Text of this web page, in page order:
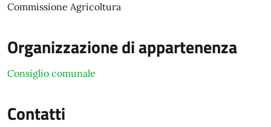
Commissione Agricoltura
Organizzazione di appartenenza
Consiglio comunale
Contatti